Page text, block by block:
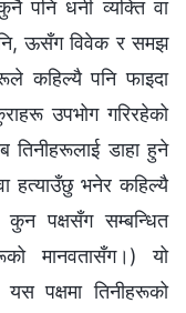
पनि धनी व्यक्ति वा
ऊसँग विवेक र समझ
कहिल्यै पनि फाइदा
उपभोग गरिरहेको
डाहा हुने
हत्याउँछु भनेर कहिल्यै
कुन पक्षसँग सम्बन्धित
मानवतासँग।) यो
पक्षमा तिनीहरूको